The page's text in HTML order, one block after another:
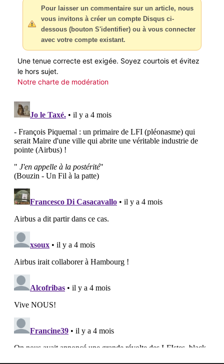
Pour laisser un commentaire sur un article, nous
vous invitons à créer un compte Disqus ci-
dessous (bouton S'identifier) ou à vous connecter
avec votre compte existant.
Une tenue correcte est exigée. Soyez courtois et évitez
le hors sujet.
Notre charte de modération